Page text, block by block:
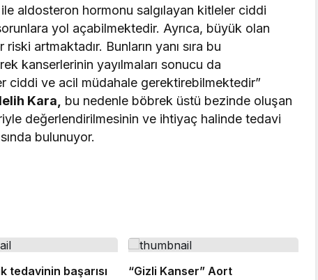
aldosteron hormonu salgılayan kitleler ciddi
yol açabilmektedir. Ayrıca, büyük olan
artmaktadır. Bunların yanı sıra bu
kanserlerinin yayılmaları sonucu da
ciddi ve acil müdahale gerektirebilmektedir”
Kara,
bu nedenle böbrek üstü bezinde oluşan
değerlendirilmesinin ve ihtiyaç halinde tedavi
bulunuyor.
tedavinin başarısı
“Gizli Kanser” Aort